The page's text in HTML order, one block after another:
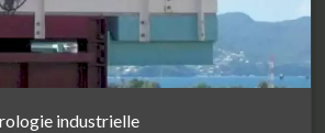
industrielle